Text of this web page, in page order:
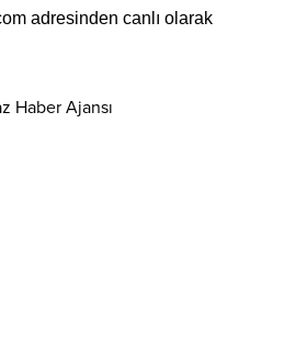
adresinden canlı olarak
Haber Ajansı